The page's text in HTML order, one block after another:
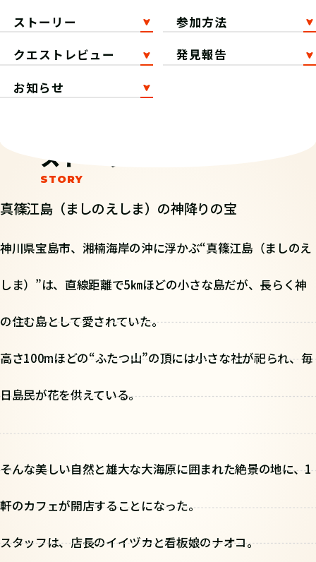
ストーリー
参加方法
クエストレビュー
発見報告
お知らせ
ストーリー
真篠江島（ましのえしま）の神降りの宝
神川県宝島市、湘楠海岸の沖に浮かぶ“真篠江島（ましのえ
しま）”は、直線距離で5㎞ほどの小さな島だが、長らく神
の住む島として愛されていた。
高さ100mほどの“ふたつ山”の頂には小さな社が祀られ、毎
日島民が花を供えている。
そんな美しい自然と雄大な大海原に囲まれた絶景の地に、1
軒のカフェが開店することになった。
スタッフは、店長のイイヅカと看板娘のナオコ。